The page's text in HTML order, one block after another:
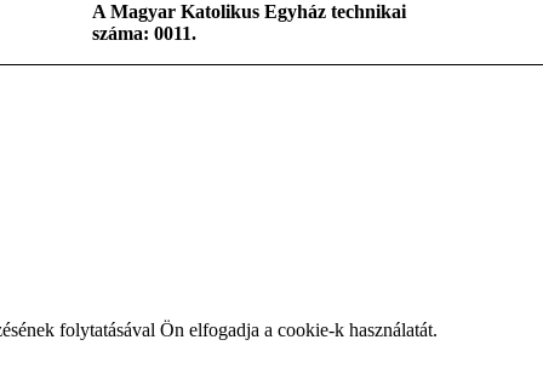
lapja
A Magyar Katolikus Egyház technikai
száma: 0011.
folytatásával Ön elfogadja a cookie-k használatát.